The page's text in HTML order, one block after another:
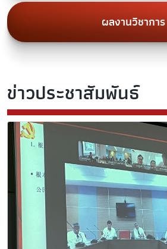
ผลงานวิชาการ
ข่าวประชาสัมพันธ์